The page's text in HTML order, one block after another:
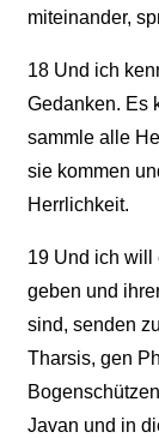
miteinander,
18Und ich
Gedanken. Es
sammle alle
sie kommen
Herrlichkeit.
19Und ich will
geben und
sind, senden
Tharsis, gen
Javan und in